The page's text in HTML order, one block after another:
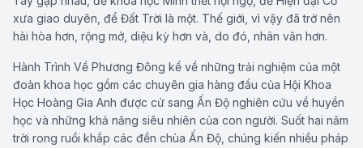
xưa giao duyên, để Đất Trời là một. Thế giới, vì vậy đã trở nên
hài hòa hơn, rộng mở, diệu kỳ hơn và, do đó, nhân văn hơn.
Hành Trình Về Phương Đông kể về những trải nghiệm của một
đoàn khoa học gồm các chuyên gia hàng đầu của Hội Khoa
Học Hoàng Gia Anh được cử sang Ấn Độ nghiên cứu về huyền
học và những khả năng siêu nhiên của con người. Suốt hai năm
trời rong ruổi khắp các đền chùa Ấn Độ, chúng kiến nhiều pháp